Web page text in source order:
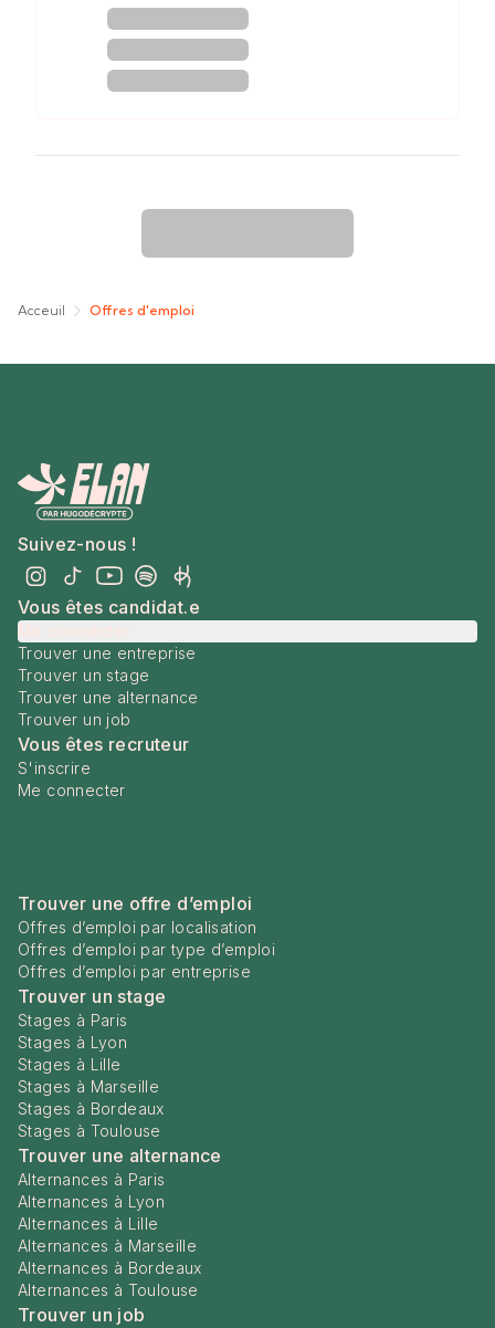
Acceuil Offres d'emploi
Suivez-nous !
Vous êtes candidat.e
Trouver une entreprise
Trouver un stage
Trouver une alternance
Trouver un job
Vous êtes recruteur
S'inscrire
Me connecter
Trouver une offre d’emploi
Offres d’emploi par localisation
Offres d’emploi par type d’emploi
Offres d’emploi par entreprise
Trouver un stage
Stages à Paris
Stages à Lyon
Stages à Lille
Stages à Marseille
Stages à Bordeaux
Stages à Toulouse
Trouver une alternance
Alternances à Paris
Alternances à Lyon
Alternances à Lille
Alternances à Marseille
Alternances à Bordeaux
Alternances à Toulouse
Trouver un job